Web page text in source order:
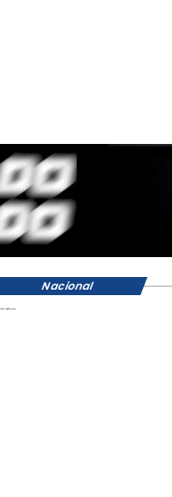
Nacional